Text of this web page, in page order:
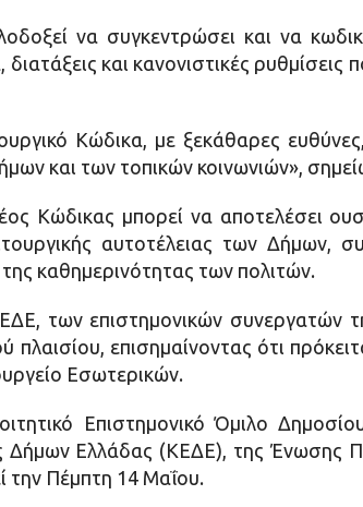
να συγκεντρώσει και να
και κανονιστικές ρυθμίσεις
Κώδικα, με ξεκάθαρες
και των τοπικών κοινωνιών»,
Κώδικας μπορεί να αποτελέσει
αυτοτέλειας των Δήμων,
καθημερινότητας των πολιτών.
των επιστημονικών συνεργατών
επισημαίνοντας ότι
Εσωτερικών.
Επιστημονικό Όμιλο
Δήμων Ελλάδας (ΚΕΔΕ), της Ένωσης
την Πέμπτη 14 Μαΐου.